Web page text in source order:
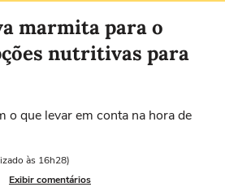
marmita para o
nutritivas para
o que levar em conta na hora de
às 16h28)
Exibir comentários